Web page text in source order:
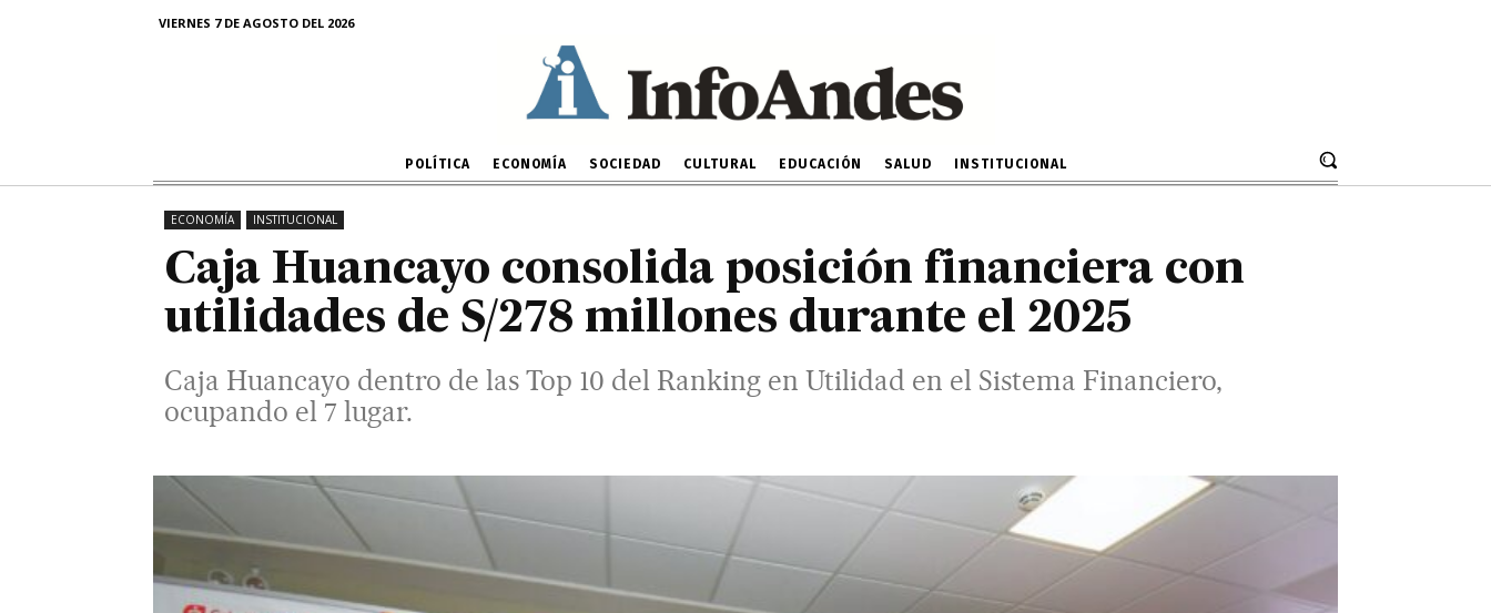
VIERNES 7 DE AGOSTO DEL 2026
POLÍTICA ECONOMÍA SOCIEDAD CULTURAL EDUCACIÓN SALUD INSTITUCIONAL
utilidades de S/278 millones durante el 2025
Caja Huancayo dentro de las Top 10 del Ranking en Utilidad en el Sistema Financiero, ocupando el 7 lugar.
ECONOMÍA INSTITUCIONAL
Caja Huancayo consolida posición financiera con
utilidades de S/278 millones durante el 2025
Caja Huancayo dentro de las Top 10 del Ranking en Utilidad en el Sistema Financiero,
ocupando el 7 lugar.